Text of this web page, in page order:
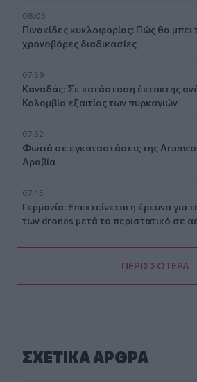
08:05
Πινακίδες κυκλοφορίας: Πώς θα μπει
χρονοβόρες διαδικασίες
07:59
Καναδάς: Σε κατάσταση έκτακτης
Κολομβία εξαιτίας των πυρκαγιών
07:52
Φωτιά σε εγκαταστάσεις της
Αραβία
07:45
Γερμανία: Επεκτείνεται η έρευνα για
των drones μετά το περιστατικό σε
ΠΕΡΙΣΣΟΤΕΡΑ
ΣΧΕΤΙΚA AΡΘΡΑ